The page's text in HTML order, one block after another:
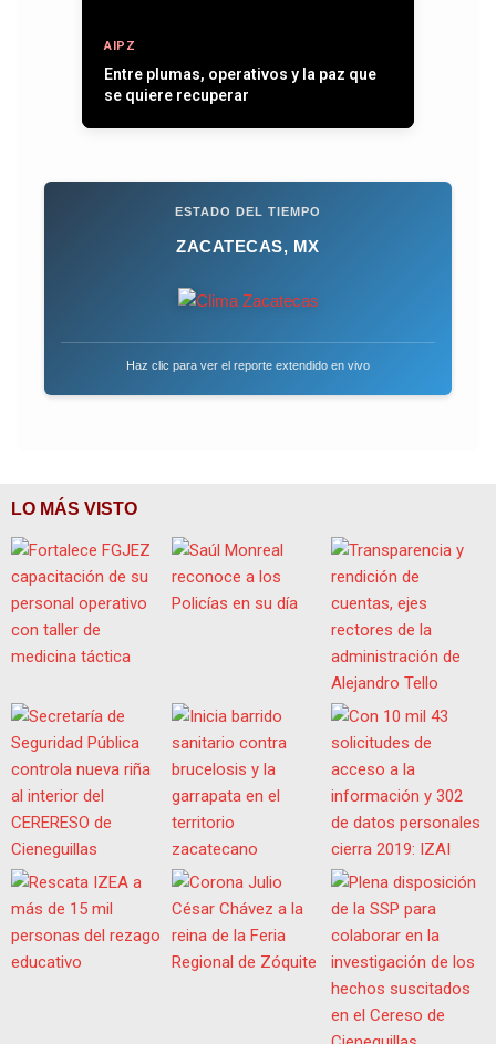
AIPZ
Entre plumas, operativos y la paz que
se quiere recuperar
ESTADO DEL TIEMPO
ZACATECAS, MX
Haz clic para ver el reporte extendido en vivo
LO MÁS VISTO